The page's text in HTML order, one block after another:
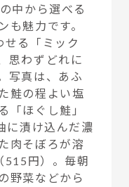
中から選べる
も魅力です。
せる「ミック
思わずどれに
写真は、あふ
鮭の程よい塩
「ほぐし鮭」
に漬け込んだ濃
肉そぼろが溶
515円）。毎朝
野菜などから